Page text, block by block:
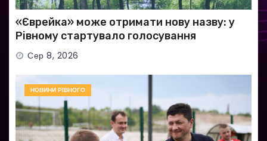
«Єврейка» може отримати нову назву: у
Рівному стартувало голосування
Сер 8, 2026
НОВИНИ РІВНОГО